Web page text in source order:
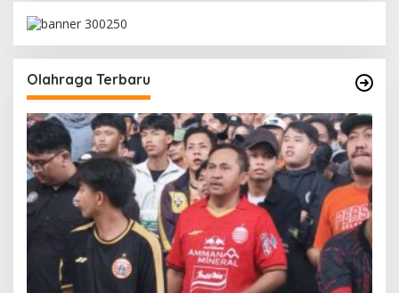
Olahraga Terbaru